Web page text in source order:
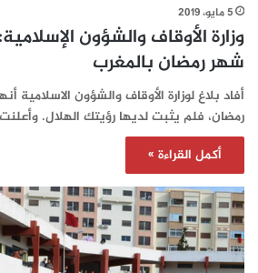
5 مايو، 2019
وزارة الأوقاف والشؤون
شهر رمضان بالمغرب
أفاد بلاغ لوزارة الأوقاف والشؤون الاسلامية
رمضان، فلم يثبت لديها رؤيتك الهلال.
أكمل القراءة »